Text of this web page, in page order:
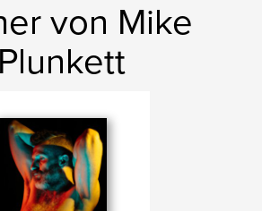
von Mike
Plunkett